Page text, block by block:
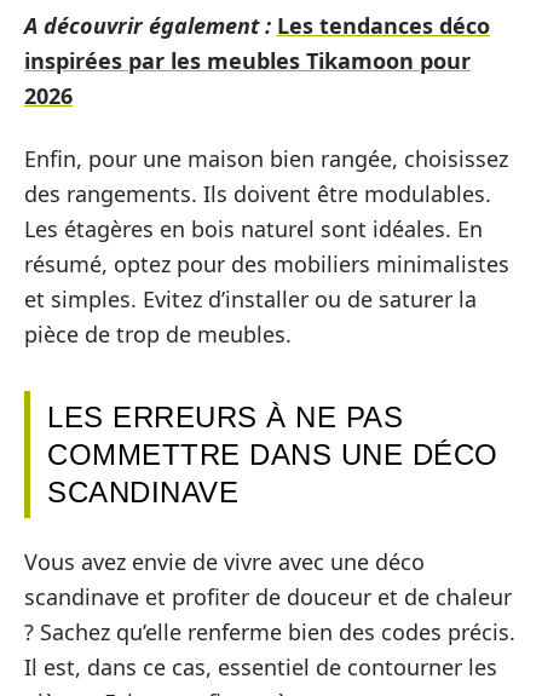
A découvrir également : Les tendances déco
inspirées par les meubles Tikamoon pour
2026
Enfin, pour une maison bien rangée, choisissez
des rangements. Ils doivent être modulables.
Les étagères en bois naturel sont idéales. En
résumé, optez pour des mobiliers minimalistes
et simples. Evitez d’installer ou de saturer la
pièce de trop de meubles.
LES ERREURS À NE PAS
COMMETTRE DANS UNE DÉCO
SCANDINAVE
Vous avez envie de vivre avec une déco
scandinave et profiter de douceur et de chaleur
? Sachez qu’elle renferme bien des codes précis.
Il est, dans ce cas, essentiel de contourner les